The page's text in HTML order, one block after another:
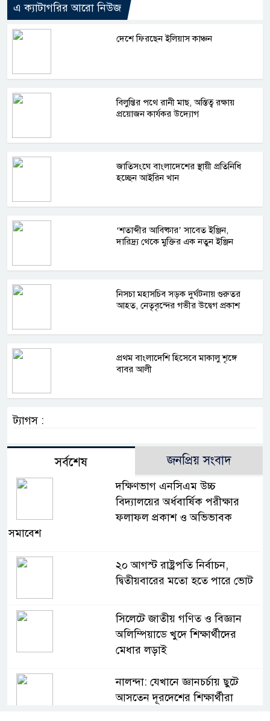
এ ক্যাটাগরির আরো নিউজ
দেশে ফিরছেন ইলিয়াস কাঞ্চন
বিলুপ্তির পথে রানী মাছ, অস্তিত্ব রক্ষায়
প্রয়োজন কার্যকর উদ্যোগ
জাতিসংঘে বাংলাদেশের স্থায়ী প্রতিনিধি
হচ্ছেন আইরিন খান
‘শতাব্দীর আবিষ্কার’ সাবেত ইঞ্জিন,
দারিদ্র্য থেকে মুক্তির এক নতুন ইঞ্জিন
নিসচা মহাসচিব সড়ক দুর্ঘটনায় গুরুতর
আহত, নেতৃবৃন্দের গভীর উদ্বেগ প্রকাশ
প্রথম বাংলাদেশি হিসেবে মাকালু শৃঙ্গে
বাবর আলী
ট্যাগস :
সর্বশেষ জনপ্রিয় সংবাদ
দক্ষিণভাগ এনসিএম উচ্চ
বিদ্যালয়ের অর্ধবার্ষিক পরীক্ষার
ফলাফল প্রকাশ ও অভিভাবক
সমাবেশ
২০ আগস্ট রাষ্ট্রপতি নির্বাচন,
দ্বিতীয়বারের মতো হতে পারে ভোট
সিলেটে জাতীয় গণিত ও বিজ্ঞান
অলিম্পিয়াডে খুদে শিক্ষার্থীদের
মেধার লড়াই
নালন্দা: যেখানে জ্ঞানচর্চায় ছুটে
আসতেন দূরদেশের শিক্ষার্থীরা